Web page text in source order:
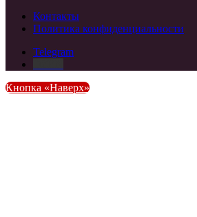
Контакты
Политика конфиденциальности
Telegram
Кнопка «Наверх»